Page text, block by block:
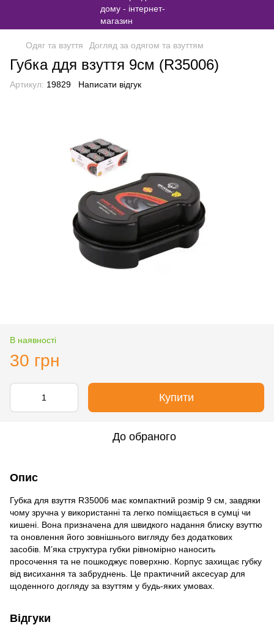
Одяг та взуття Догляд за одягом та взуттям
Губка ддя взуття 9см (R35006)
Артикул: 19829 Написати відгук
В наявності
30 грн
Купити
До обраного
Опис
Губка для взуття R35006 має компактний розмір 9 см, завдяки
чому зручна у використанні та легко поміщається в сумці чи
кишені. Вона призначена для швидкого надання блиску взуттю
та оновлення його зовнішнього вигляду без додаткових
засобів. М’яка структура губки рівномірно наносить
просочення та не пошкоджує поверхню. Корпус захищає губку
від висихання та забруднень. Це практичний аксесуар для
щоденного догляду за взуттям у будь-яких умовах.
Відгуки